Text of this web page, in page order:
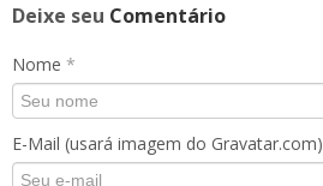
Deixe seu Comentário
Nome *
E-Mail (usará imagem do Gravatar.com)